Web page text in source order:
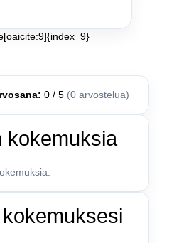
0 / 5 (0 arvostelua)
kokemuksia